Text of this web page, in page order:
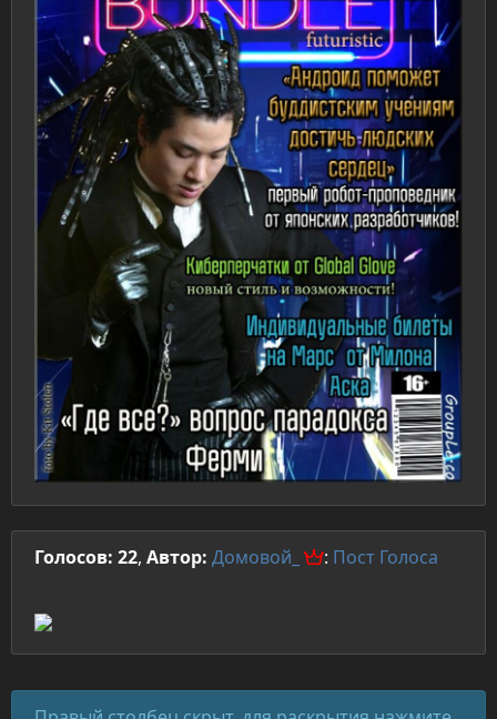
Голосов: 22, Автор: Домовой_ : Пост Голоса